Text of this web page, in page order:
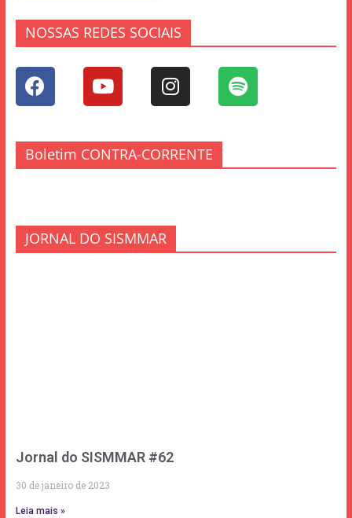
NOSSAS REDES SOCIAIS
Boletim CONTRA-CORRENTE
JORNAL DO SISMMAR
Jornal do SISMMAR #62
30 de janeiro de 2023
Leia mais »